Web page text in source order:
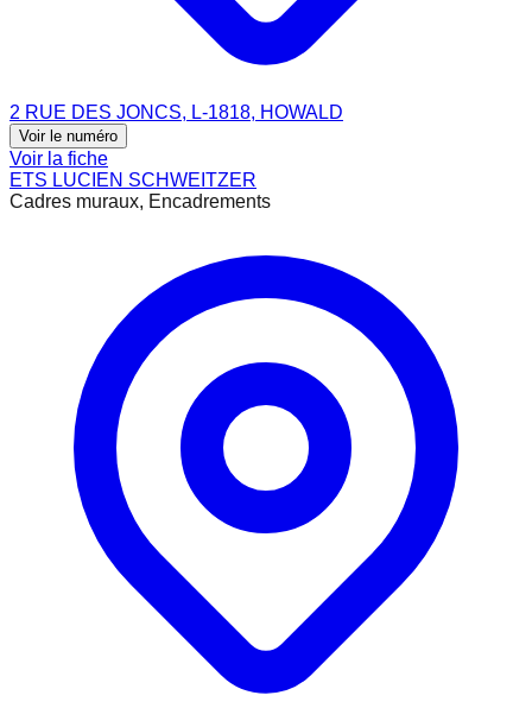
2 RUE DES JONCS, L-1818, HOWALD
Voir le numéro
Voir la fiche
ETS LUCIEN SCHWEITZER
Cadres muraux, Encadrements